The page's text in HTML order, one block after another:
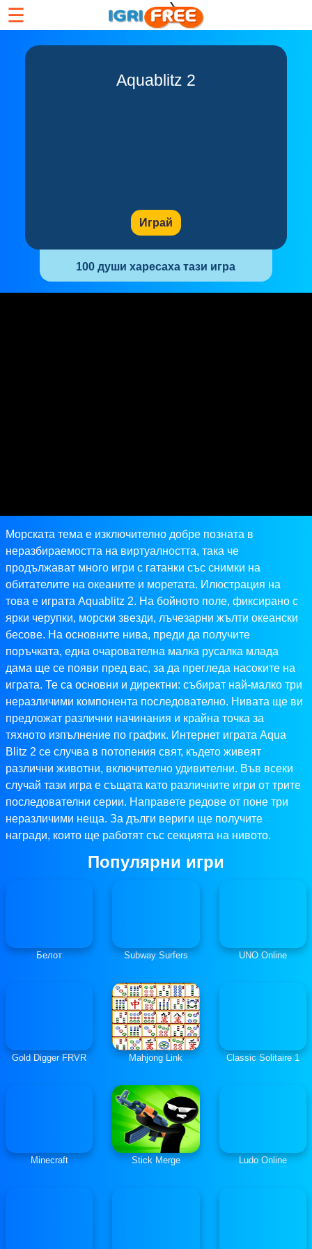
☰
Aquablitz 2
Играй
100 души харесаха тази игра
Морската тема е изключително добре позната в
неразбираемостта на виртуалността, така че
продължават много игри с гатанки със снимки на
обитателите на океаните и моретата. Илюстрация на
това е играта Aquablitz 2. На бойното поле, фиксирано с
ярки черупки, морски звезди, лъчезарни жълти океански
бесове. На основните нива, преди да получите
поръчката, една очарователна малка русалка млада
дама ще се появи пред вас, за да прегледа насоките на
играта. Те са основни и директни: събират най-малко три
неразличими компонента последователно. Нивата ще ви
предложат различни начинания и крайна точка за
тяхното изпълнение по график. Интернет играта Aqua
Blitz 2 се случва в потопения свят, където живеят
различни животни, включително удивителни. Във всеки
случай тази игра е същата като различните игри от трите
последователни серии. Направете редове от поне три
неразличими неща. За дълги вериги ще получите
награди, които ще работят със секцията на нивото.
Популярни игри
Белот Subway Surfers UNO Online
Gold Digger FRVR Mahjong Link Classic Solitaire 1
Minecraft Stick Merge Ludo Online